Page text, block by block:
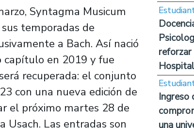
Syntagma Musicum
temporadas de
a Bach. Así nació
en 2019 y fue
recuperada: el conjunto
con una nueva edición de
el próximo martes 28 de
Usach. Las entradas son
Ingreso
una